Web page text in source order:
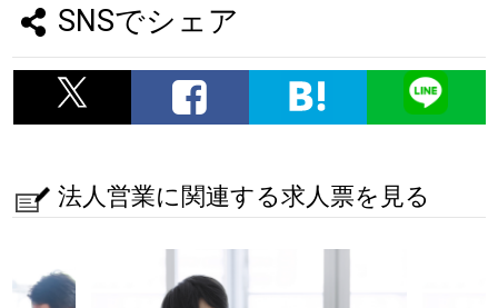
SNSでシェア
法人営業に関連する求人票を見る